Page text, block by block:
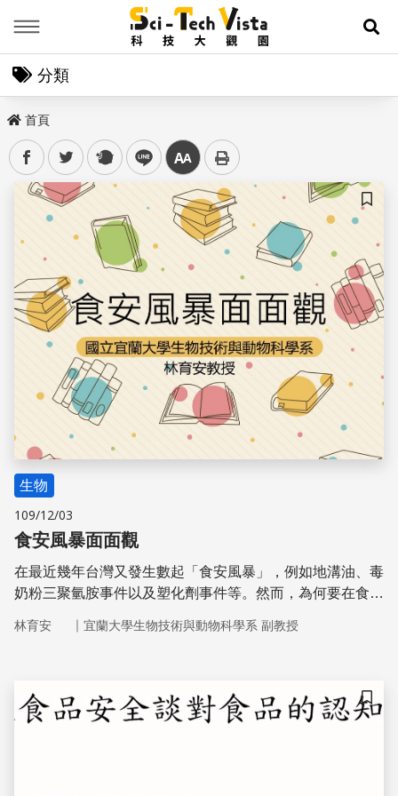
展
分類
首頁
facebooktwitter plurk line 中
儲存
生物
109/12/03
食安風暴面面觀
在最近幾年台灣又發生數起「食安風暴」，例如地溝油、毒
奶粉三聚氫胺事件以及塑化劑事件等。然而，為何要在食物
傷害呢？將在此次「食安風暴面面觀」的演講單元中，解除
林育安 ｜ 宜蘭大學生物技術與動物科學系 副教授
儲存